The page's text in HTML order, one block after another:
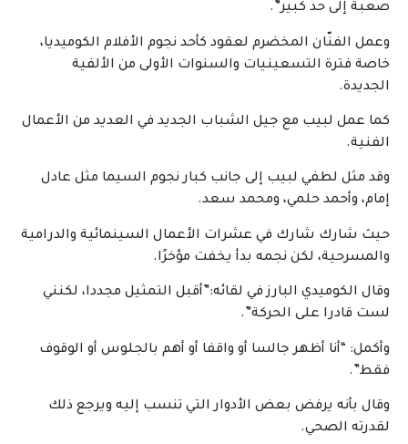
صعبة إلى حد كبير”.
وعمل الفنّان المخضرم لعقود كأحد نجوم الأفلام الكوميديا،
خاصة فترة التسعينيات والسنوات الأولى من الألفية
الجديدة.
كما عمل لبيب مع جيل الشباب الجديد في العديد من الأعمال
الفنية.
وقد مثل لطفي لبيب إلى جانب كبار نجوم السيما مثل عادل
إمام، وأحمد حلمي، ومحمد سعد.
حيث شارك شارك في عشرات الأعمال السينمائية والدرامية
والمسرحية، لكن نجمه بدأ يخفت مؤخرًا.
وقال الكوميدي البارز في لقائه:”أقبل التمثيل مجددا، لكنني
لست قادرا على الحركة”.
وأكمل: “أنا أظهر جالسا أو واقفا أو أهم بالجلوس أو الوقوف
فقط”.
وقال بأنه يرفض بعض الأدوار التي تنسب إليه ويرجع ذلك
لقدرته الصحي.